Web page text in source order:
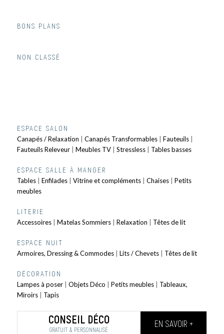
BONS PLANS
NON CLASSÉ
ESPACE SALON
Canapés / Relaxation Canapés Transformables| Fauteuils|
Fauteuils Releveur| Meubles TV| Stressless| Tables basses
ESPACE SALLE À MANGER
Tables| Enfilades| Vitrine et compléments| Chaises| Petits
meubles
LITERIE
Accessoires| Matelas Sommiers| Relaxation Têtes de lit
ESPACE NUIT
Armoires, Dressing & Commodes| Lits / Chevets| Têtes de lit
DÉCORATION
Lampes à poser| Objets Déco Petits meubles| Tableaux,
Miroirs| Tapis
CONSEIL DÉCO
GRATUIT & PERSONNALISÉ
EN SAVOIR +